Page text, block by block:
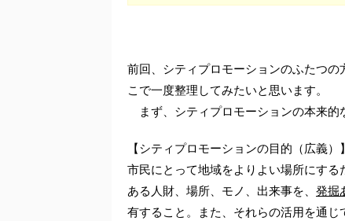
前回、シティプロモーションのふたつ
こで一度整理してみたいと思います。
まず、シティプロモーションの本来的
【シティプロモーションの目的（広義）】
市民にとって地域をよりよい場所にす
ある人財、場所、モノ、出来事を、 発掘
有すること。また、それらの活用を通じ